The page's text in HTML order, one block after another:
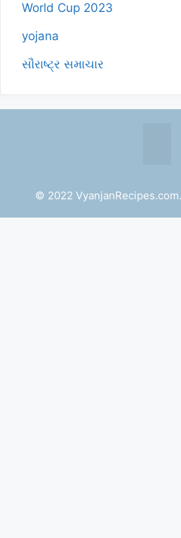
World Cup 2023
yojana
સૌરાષ્ટ્ર સમાચાર
© 2022